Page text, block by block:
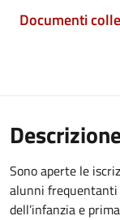
Documenti
Sono aperte le
alunni frequentanti
dell’infanzia e